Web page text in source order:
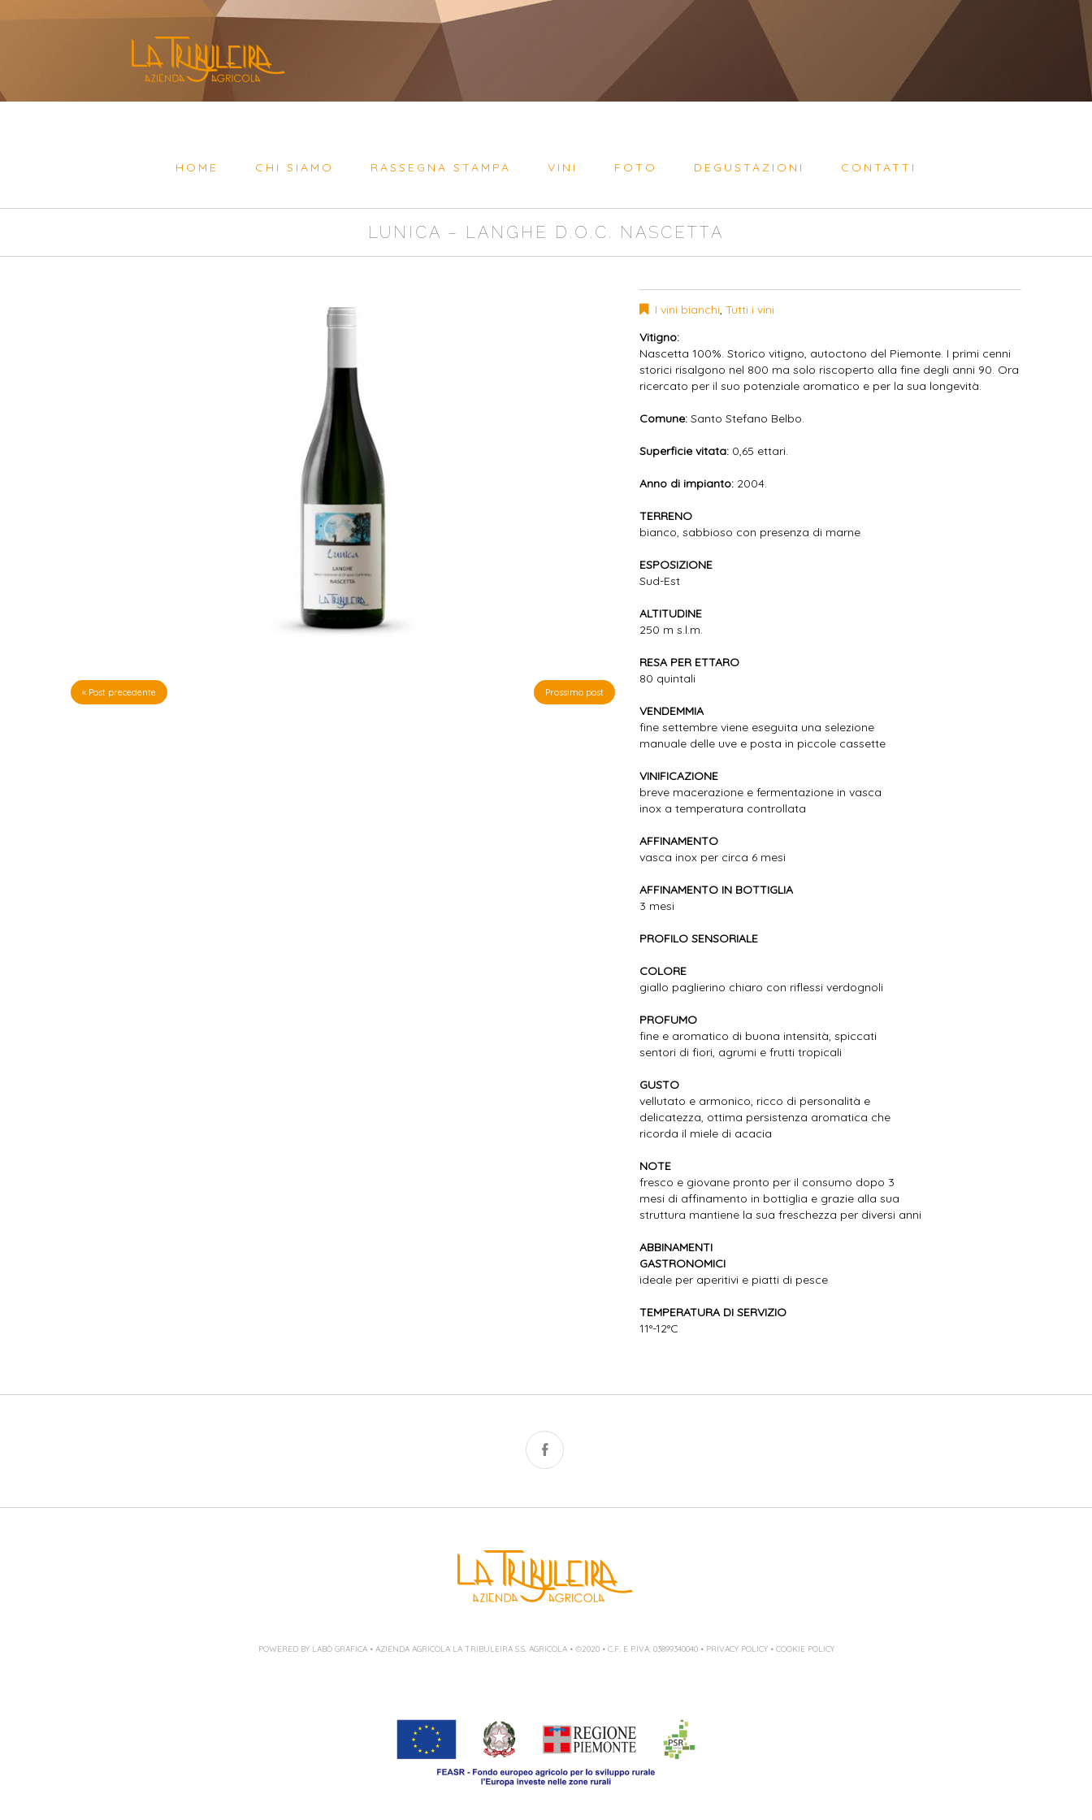
HOME CHI SIAMO RASSEGNA STAMPA VINI FOTO DEGUSTAZIONI CONTATTI
LUNICA – LANGHE D.O.C. NASCETTA
« Post precedente Prossimo post
I vini bianchi, Tutti i vini
Vitigno:
Nascetta 100%. Storico vitigno, autoctono del Piemonte. I primi cenni
storici risalgono nel 800 ma solo riscoperto alla fine degli anni 90. Ora
ricercato per il suo potenziale aromatico e per la sua longevità.
Comune: Santo Stefano Belbo.
Superficie vitata: 0,65 ettari.
Anno di impianto: 2004.
TERRENO
bianco, sabbioso con presenza di marne
ESPOSIZIONE
Sud-Est
ALTITUDINE
250 m s.l.m.
RESA PER ETTARO
80 quintali
VENDEMMIA
fine settembre viene eseguita una selezione
manuale delle uve e posta in piccole cassette
VINIFICAZIONE
breve macerazione e fermentazione in vasca
inox a temperatura controllata
AFFINAMENTO
vasca inox per circa 6 mesi
AFFINAMENTO IN BOTTIGLIA
3 mesi
PROFILO SENSORIALE
COLORE
giallo paglierino chiaro con riflessi verdognoli
PROFUMO
fine e aromatico di buona intensità, spiccati
sentori di fiori, agrumi e frutti tropicali
GUSTO
vellutato e armonico, ricco di personalità e
delicatezza, ottima persistenza aromatica che
ricorda il miele di acacia
NOTE
fresco e giovane pronto per il consumo dopo 3
mesi di affinamento in bottiglia e grazie alla sua
struttura mantiene la sua freschezza per diversi anni
ABBINAMENTI
GASTRONOMICI
ideale per aperitivi e piatti di pesce
TEMPERATURA DI SERVIZIO
11°-12°C
POWERED BY LABÒ GRAFICA• AZIENDA AGRICOLA LA TRIBULEIRA S.S. AGRICOLA • ©2020 • C.F. E P.IVA: 03899340040 • PRIVACY POLICY• COOKIE POLICY